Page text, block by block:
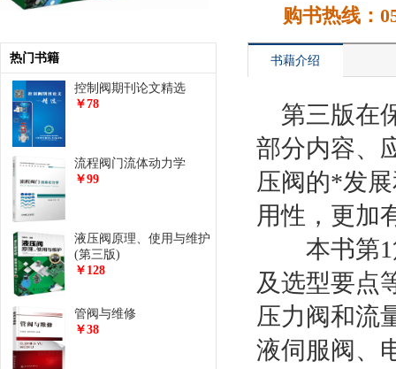
购书热线：
热门书籍
控制阀期刊论文精选
￥78
流程阀门流体动力学
￥99
液压阀原理、使用与维护
(第三版)
￥128
管阀与维修
￥38
书藉介绍
第三版在
部分内容、
压阀的*发
用性，更加
本书第1
及选型要点
压力阀和流
液伺服阀、